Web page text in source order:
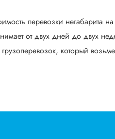
перевозки негабарита
от двух дней до двух
который